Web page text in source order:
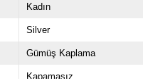
Kadın
Silver
Gümüş Kaplama
Kapamasız